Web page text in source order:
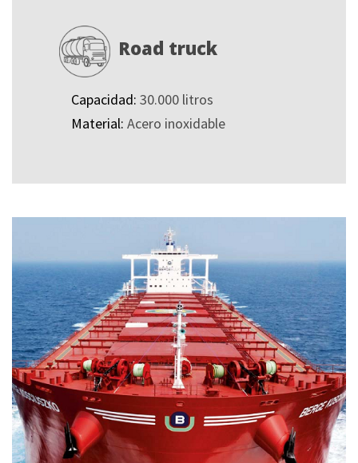
Road truck
Capacidad: 30.000 litros
Material: Acero inoxidable